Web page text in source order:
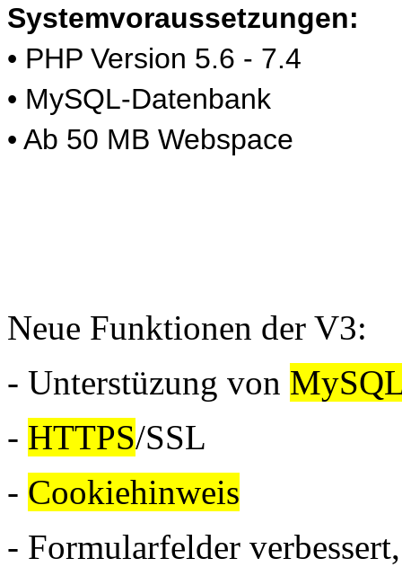
Systemvoraussetzungen:
• PHP Version 5.6 - 7.4
• MySQL-Datenbank
• Ab 50 MB Webspace
Neue Funktionen der V3:
- Unterstüzung von
- HTTPS/SSL
- Cookiehinweis
- Formularfelder